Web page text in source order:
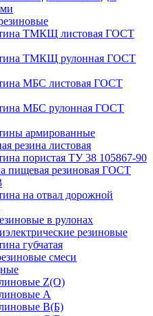
ТМКЩ листовая ГОСТ
ТМКЩ рулонная ГОСТ
МБС листовая ГОСТ
МБС рулонная ГОСТ
армированные
резина листовая
пористая ТУ 38 105867-90
пищевая резиновая ГОСТ
на отвал дорожной
в рулонах
резиновые
губчатая
смеси
Z(О)
A
B(Б)